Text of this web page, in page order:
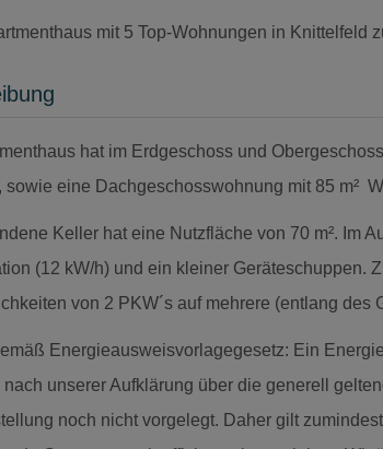
hat im Erdgeschoss und
sowie eine Dachgeschosswohnung mit 85 m²
Keller hat eine Nutzfläche von 70 m². Im
(12 kW/h) und ein kleiner Geräteschuppen.
von 2 PKW´s auf mehrere (entlang des
Energieausweisvorlagegesetz: Ein
nach unserer Aufklärung über die generell
noch nicht vorgelegt. Daher gilt